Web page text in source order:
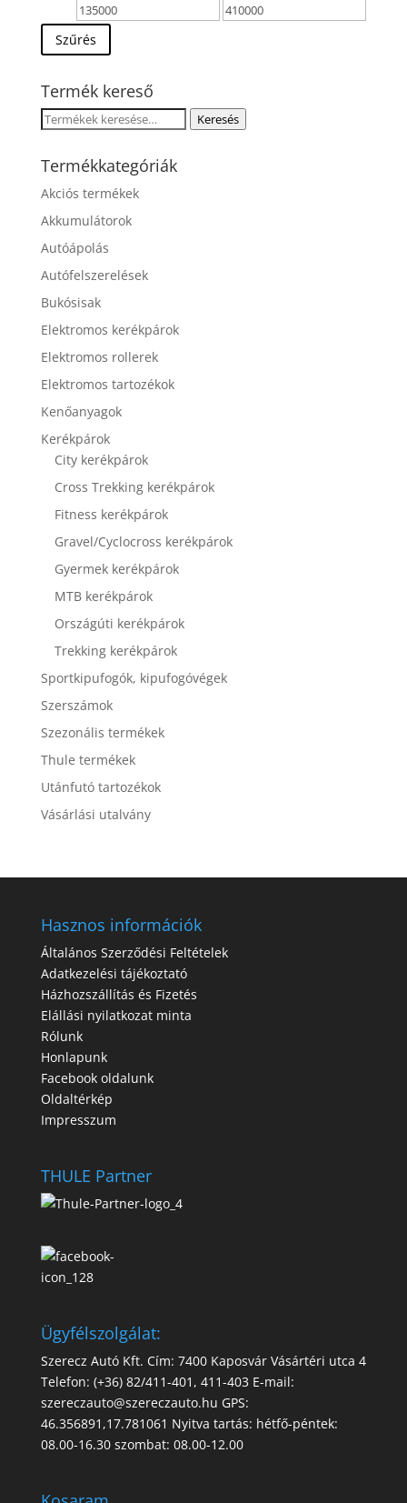
Min
ár
Max
Szűrés
Termék kereső
Keresés
következőre:
Keresés
Termékkategóriák
Akciós termékek
Akkumulátorok
Autóápolás
Autófelszerelések
Bukósisak
Elektromos kerékpárok
Elektromos rollerek
Elektromos tartozékok
Kenőanyagok
Kerékpárok
City kerékpárok
Cross Trekking kerékpárok
Fitness kerékpárok
Gravel/Cyclocross kerékpárok
Gyermek kerékpárok
MTB kerékpárok
Országúti kerékpárok
Trekking kerékpárok
Sportkipufogók, kipufogóvégek
Szerszámok
Szezonális termékek
Thule termékek
Utánfutó tartozékok
Vásárlási utalvány
Hasznos információk
Általános Szerződési Feltételek
Adatkezelési tájékoztató
Házhozszállítás és Fizetés
Elállási nyilatkozat minta
Rólunk
Honlapunk
Facebook oldalunk
Oldaltérkép
Impresszum
THULE Partner
Ügyfélszolgálat:
Szerecz Autó Kft. Cím: 7400 Kaposvár Vásártéri utca 4
Telefon: (+36) 82/411-401, 411-403 E-mail:
szereczauto@szereczauto.hu GPS:
46.356891,17.781061 Nyitva tartás: hétfő-péntek:
08.00-16.30 szombat: 08.00-12.00